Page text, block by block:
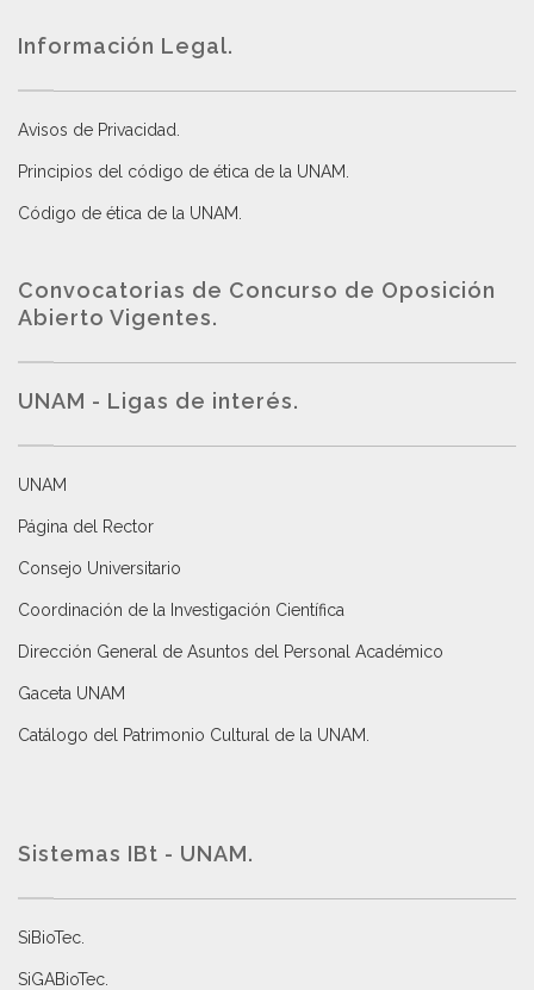
Información Legal.
Avisos de Privacidad
Principios del código de ética de la UNAM
Código de ética de la UNAM
Convocatorias de Concurso de Oposición
Abierto Vigentes.
UNAM - Ligas de interés.
UNAM
Página del Rector
Consejo Universitario
Coordinación de la Investigación Científica
Dirección General de Asuntos del Personal Académico
Gaceta UNAM
Catálogo del Patrimonio Cultural de la UNAM.
Sistemas IBt - UNAM.
SiBioTec
SiGABioTec.